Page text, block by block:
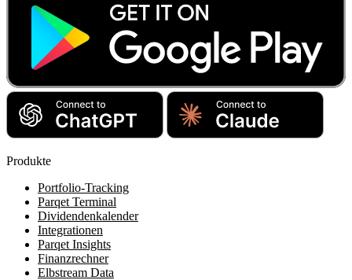
Produkte
Portfolio-Tracking
Parqet Terminal
Dividendenkalender
Integrationen
Parqet Insights
Finanzrechner
Elbstream Data